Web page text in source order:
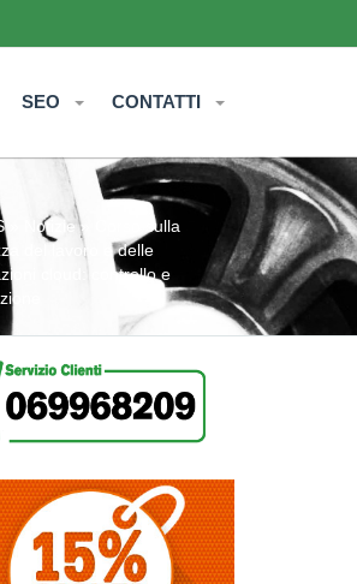
SEO CONTATTI
» Notizie» Corso sulla
del lavoro e delle
cloud: controllo e